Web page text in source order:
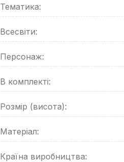
Тематика:
Всесвіти:
Персонаж:
В комплекті:
Розмір (висота):
Матеріал:
Країна виробництва: